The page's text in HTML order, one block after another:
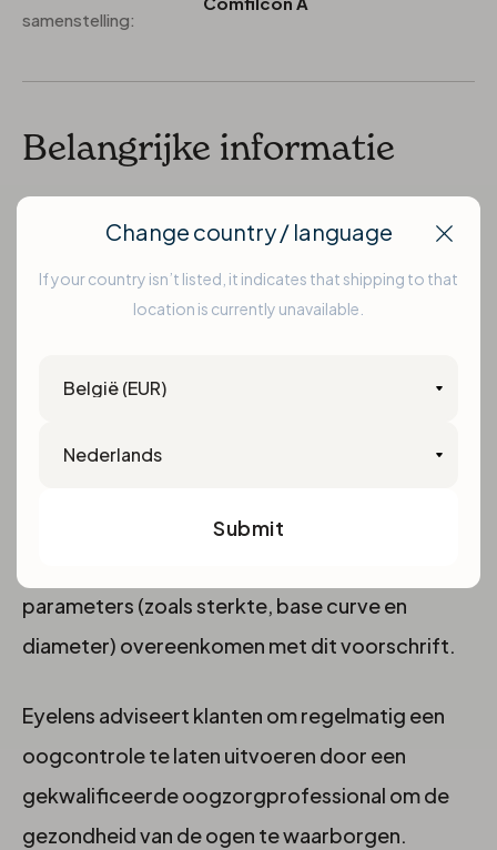
samenstelling:
Belangrijke informatie
uitsluitend worden gebruikt volgens het
oogzorgprofessional, zoals een optometrist of
beschikt over een geldig en actueel voorschrift
parameters (zoals sterkte, base curve en
diameter) overeenkomen met dit voorschrift.
Eyelens adviseert klanten om regelmatig een
oogcontrole te laten uitvoeren door een
gekwalificeerde oogzorgprofessional om de
gezondheid van de ogen te waarborgen.
Change country / language
If your country isn’t listed, it indicates that shipping to that
location is currently unavailable.
Submit